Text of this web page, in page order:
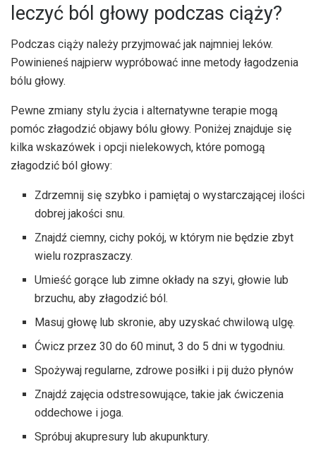
leczyć ból głowy podczas ciąży?
Podczas ciąży należy przyjmować jak najmniej leków.
Powinieneś najpierw wypróbować inne metody łagodzenia
bólu głowy.
Pewne zmiany stylu życia i alternatywne terapie mogą
pomóc złagodzić objawy bólu głowy. Poniżej znajduje się
kilka wskazówek i opcji nielekowych, które pomogą
złagodzić ból głowy:
Zdrzemnij się szybko i pamiętaj o wystarczającej ilości
dobrej jakości snu.
Znajdź ciemny, cichy pokój, w którym nie będzie zbyt
wielu rozpraszaczy.
Umieść gorące lub zimne okłady na szyi, głowie lub
brzuchu, aby złagodzić ból.
Masuj głowę lub skronie, aby uzyskać chwilową ulgę.
Ćwicz przez 30 do 60 minut, 3 do 5 dni w tygodniu.
Spożywaj regularne, zdrowe posiłki i pij dużo płynów
Znajdź zajęcia odstresowujące, takie jak ćwiczenia
oddechowe i joga.
Spróbuj akupresury lub akupunktury.